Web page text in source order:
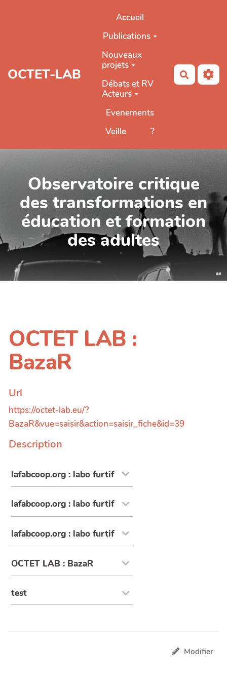
OCTET-LAB
Accueil
Publications
Nouveaux
projets
Débats et RV
Acteurs
Evenements
Veille
?
Observatoire critique
des transformations en
éducation et formation
des adultes
OCTET LAB :
BazaR
Url
https://octet-lab.eu/?
BazaR&vue=saisir&action=saisir_fiche&id=39
Description
lafabcoop.org : labo furtif
lafabcoop.org : labo furtif
lafabcoop.org : labo furtif
OCTET LAB : BazaR
test
Modifier